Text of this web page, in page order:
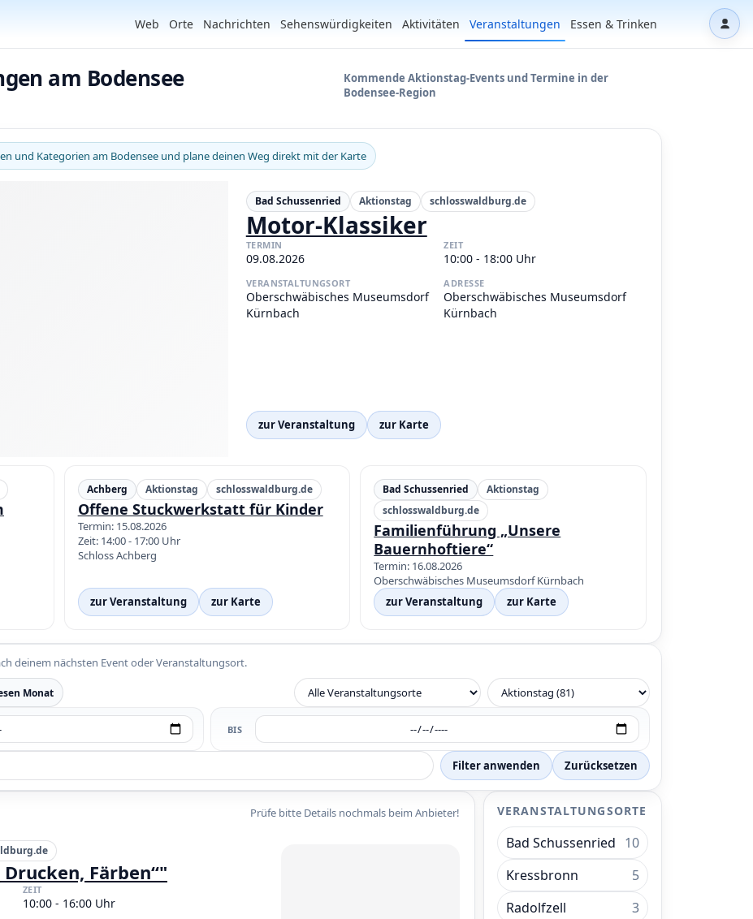
Web Orte Nachrichten Sehenswürdigkeiten Aktivitäten Veranstaltungen Essen & Trinken
am Bodensee
Kommende Aktionstag-Events und Termine in der
Bodensee-Region
und Kategorien am Bodensee und plane deinen Weg direkt mit der Karte
Bad Schussenried Aktionstag schlosswaldburg.de
Motor-Klassiker
TERMIN
09.08.2026
ZEIT
10:00 - 18:00 Uhr
VERANSTALTUNGSORT
Oberschwäbisches Museumsdorf
Kürnbach
ADRESSE
Oberschwäbisches Museumsdorf
Kürnbach
zur Veranstaltung zur Karte
Achberg Aktionstag schlosswaldburg.de
Offene Stuckwerkstatt für Kinder
Termin: 15.08.2026
Zeit: 14:00 - 17:00 Uhr
Schloss Achberg
zur Veranstaltung zur Karte
Bad Schussenried
Aktionstag
schlosswaldburg.de
Familienführung „Unsere
Bauernhoftiere“
Termin: 16.08.2026
Oberschwäbisches Museumsdorf Kürnbach
zur Veranstaltung
zur Karte
deinem nächsten Event oder Veranstaltungsort.
Monat
BIS
Filter anwenden Zurücksetzen
Prüfe bitte Details nochmals beim Anbieter!
Färben“"
ZEIT
10:00 - 16:00 Uhr
VERANSTALTUNGSORTE
Bad Schussenried 10
Kressbronn
5
Radolfzell
3